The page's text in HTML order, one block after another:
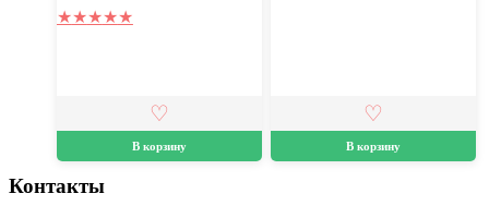
★★★★★
В корзину В корзину
Контакты